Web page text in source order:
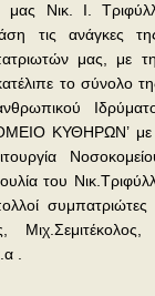
μας Νικ. Ι.
τις ανάγκες
μας, με
το σύνολο
ΚΥΘΗΡΩΝ’ με
του
Μιχ.Σεμιτέκολος,
.